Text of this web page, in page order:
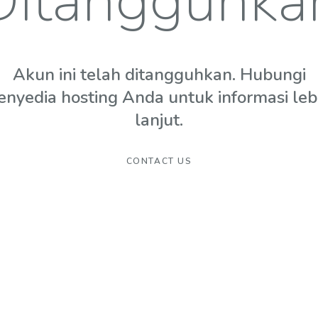
Akun ini telah ditangguhkan. Hubungi
hosting Anda untuk informasi
lanjut.
CONTACT US